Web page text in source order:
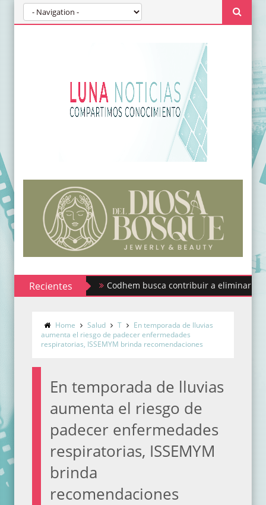
RecientesCodhem busca contribuir a eliminar los
Home Salud T
En temporada de lluvias
aumenta el riesgo de padecer enfermedades
respiratorias, ISSEMYM brinda recomendaciones
En temporada de lluvias
aumenta el riesgo de
padecer enfermedades
respiratorias, ISSEMYM
brinda
recomendaciones